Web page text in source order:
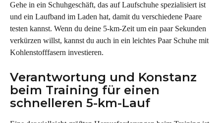
Gehe in ein Schuhgeschäft, das auf Laufschuhe spezialisiert ist
und ein Laufband im Laden hat, damit du verschiedene Paare
testen kannst. Wenn du deine 5-km-Zeit um ein paar Sekunden
verkürzen willst, kannst du auch in ein leichtes Paar Schuhe mit
Kohlenstofffasern investieren.
Verantwortung und Konstanz
beim Training für einen
schnelleren 5-km-Lauf